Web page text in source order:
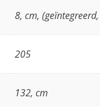
8, cm,
205
132, cm